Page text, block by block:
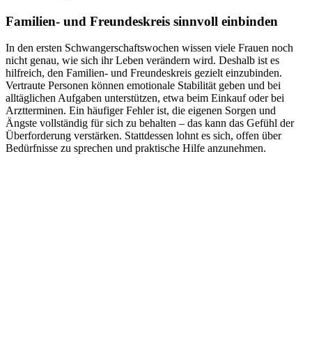
Familien- und Freundeskreis sinnvoll einbinden
In den ersten Schwangerschaftswochen wissen viele Frauen noch
nicht genau, wie sich ihr Leben verändern wird. Deshalb ist es
hilfreich, den Familien- und Freundeskreis gezielt einzubinden.
Vertraute Personen können emotionale Stabilität geben und bei
alltäglichen Aufgaben unterstützen, etwa beim Einkauf oder bei
Arztterminen. Ein häufiger Fehler ist, die eigenen Sorgen und
Ängste vollständig für sich zu behalten – das kann das Gefühl der
Überforderung verstärken. Stattdessen lohnt es sich, offen über
Bedürfnisse zu sprechen und praktische Hilfe anzunehmen.